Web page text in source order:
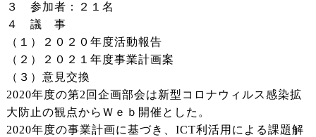
３ 参加者：２１名
４ 議 事
（１）２０２０年度活動報告
（２）２０２１年度事業計画案
（３）意見交換
2020年度の第2回企画部会は新型コロナウィルス感染拡
大防止の観点からＷｅｂ開催とした。
2020年度の事業計画に基づき、ICT利活用による課題解